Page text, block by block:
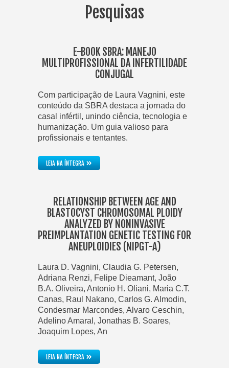
Pesquisas
E-BOOK SBRA: MANEJO
MULTIPROFISSIONAL DA INFERTILIDADE
CONJUGAL
Com participação de Laura Vagnini, este
conteúdo da SBRA destaca a jornada do
casal infértil, unindo ciência, tecnologia e
humanização. Um guia valioso para
profissionais e tentantes.
LEIA NA ÍNTEGRA»
RELATIONSHIP BETWEEN AGE AND
BLASTOCYST CHROMOSOMAL PLOIDY
ANALYZED BY NONINVASIVE
PREIMPLANTATION GENETIC TESTING FOR
ANEUPLOIDIES (NIPGT-A)
Laura D. Vagnini, Claudia G. Petersen,
Adriana Renzi, Felipe Dieamant, João
B.A. Oliveira, Antonio H. Oliani, Maria C.T.
Canas, Raul Nakano, Carlos G. Almodin,
Condesmar Marcondes, Alvaro Ceschin,
Adelino Amaral, Jonathas B. Soares,
Joaquim Lopes, An
LEIA NA ÍNTEGRA»